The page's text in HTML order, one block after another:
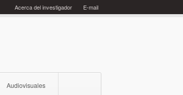
E-mail
Acerca del investigador
Audiovisuales